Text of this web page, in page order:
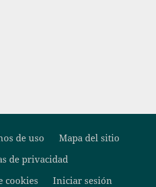
Footer
de uso
Mapa del sitio
de privacidad
cookies
Iniciar sesión